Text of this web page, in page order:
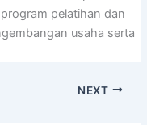
pelatihan dan
usaha serta
NEXT